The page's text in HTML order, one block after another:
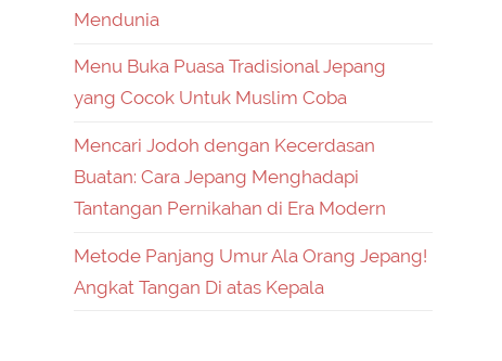
Mendunia
Menu Buka Puasa Tradisional Jepang
yang Cocok Untuk Muslim Coba
Mencari Jodoh dengan Kecerdasan
Buatan: Cara Jepang Menghadapi
Tantangan Pernikahan di Era Modern
Metode Panjang Umur Ala Orang Jepang!
Angkat Tangan Di atas Kepala